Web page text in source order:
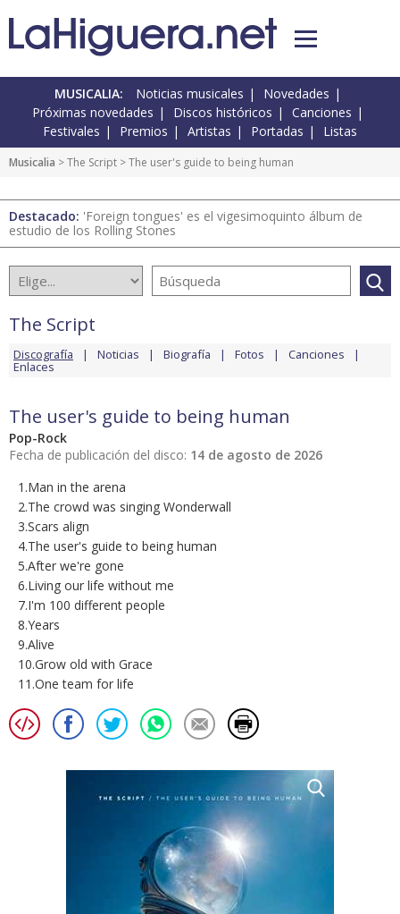
MUSICALIA: Noticias musicales
Novedades
Próximas novedades
Discos históricos
Canciones
Festivales
Premios Artistas Portadas Listas
Musicalia >The Script > The user's guide to being human
Destacado: 'Foreign tongues' es el vigesimoquinto álbum de
estudio de los Rolling Stones
The Script
Discografía Noticias Biografía Fotos Canciones
Enlaces
The user's guide to being human
Pop-Rock
Fecha de publicación del disco: 14 de agosto de 2026
1.Man in the arena
2.The crowd was singing Wonderwall
3.Scars align
4.The user's guide to being human
5.After we're gone
6.Living our life without me
7.I'm 100 different people
8.Years
9.Alive
10.Grow old with Grace
11.One team for life